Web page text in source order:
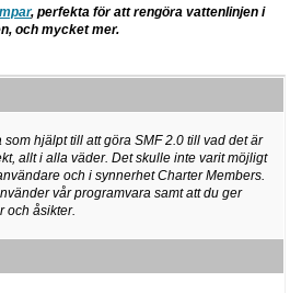
, perfekta för att rengöra vattenlinjen i
och mycket mer.
hjälpt till att göra SMF 2.0 till vad det är
allt i alla väder. Det skulle inte varit möjligt
och i synnerhet Charter Members.
vår programvara samt att du ger
och åsikter.